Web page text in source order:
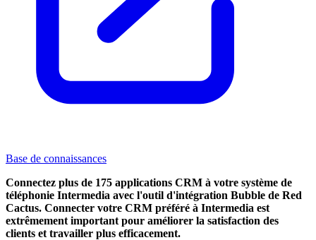
Base de connaissances
Connectez plus de 175 applications CRM à votre système de
téléphonie Intermedia avec l'outil d'intégration Bubble de Red
Cactus. Connecter votre CRM préféré à Intermedia est
extrêmement important pour améliorer la satisfaction des
clients et travailler plus efficacement.